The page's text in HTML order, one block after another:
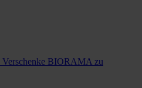
Verschenke BIORAMA zu